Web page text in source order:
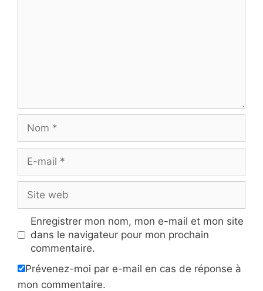
mail
web
Enregistrer mon nom, mon e-mail et mon site
dans le navigateur pour mon prochain
commentaire.
Prévenez-moi par e-mail en cas de réponse à
mon commentaire.